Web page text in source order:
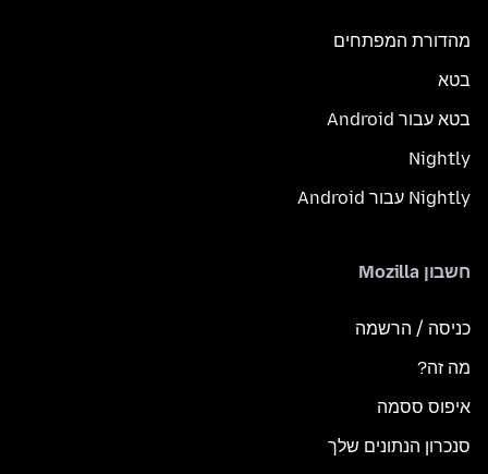
מהדורת המפתחים
בטא
בטא עבור Android
Nightly
Nightly עבור Android
חשבון Mozilla
כניסה / הרשמה
מה זה?
איפוס ססמה
סנכרון הנתונים שלך